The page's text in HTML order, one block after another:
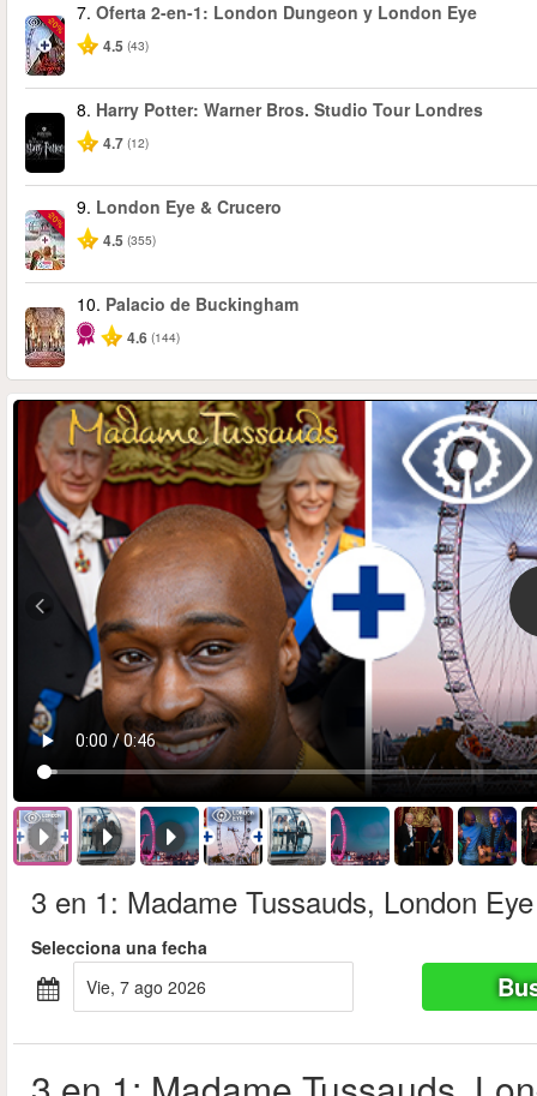
-20%
7. Oferta 2-en-1: London Dungeon y London Eye
4.5 (43)
8. Harry Potter: Warner Bros. Studio Tour Londres
4.7 (12)
-20%
9. London Eye & Crucero
4.5 (355)
10. Palacio de Buckingham
4.6 (144)
3 en 1: Madame Tussauds, London
Selecciona una fecha
vie, 7 ago 2026